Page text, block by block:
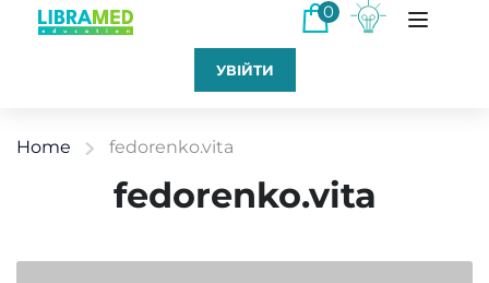
0
УВІЙТИ
Home fedorenko.vita
fedorenko.vita